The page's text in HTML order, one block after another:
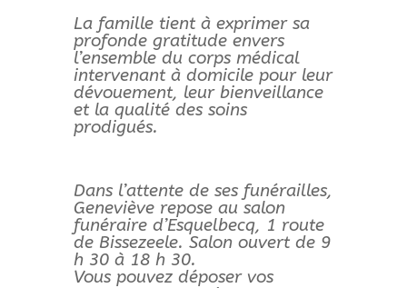
La famille tient à exprimer sa
profonde gratitude envers
l’ensemble du corps médical
intervenant à domicile pour leur
dévouement, leur bienveillance
et la qualité des soins
prodigués.
Dans l’attente de ses funérailles,
Geneviève repose au salon
funéraire d’Esquelbecq, 1 route
de Bissezeele. Salon ouvert de 9
h 30 à 18 h 30.
Vous pouvez déposer vos